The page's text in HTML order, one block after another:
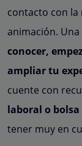
contacto con la
animación.
conocer,
ampliar tu
cuente con
laboral o bolsa
tener muy en